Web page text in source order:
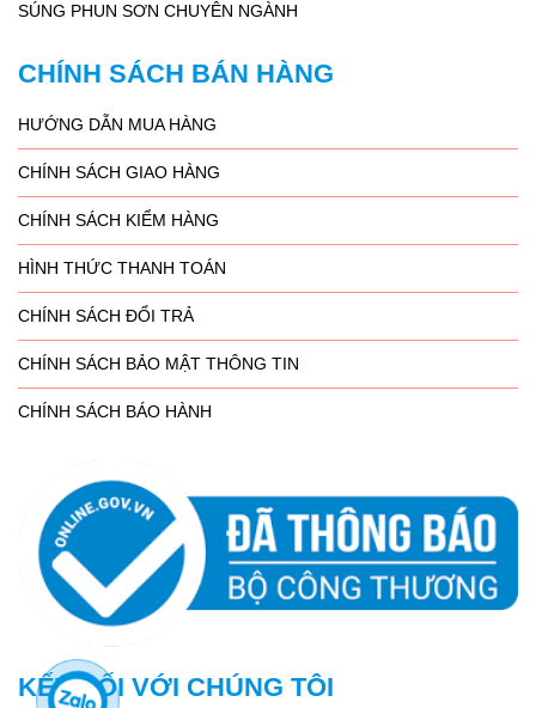
SÚNG PHUN SƠN CHUYÊN NGÀNH
CHÍNH SÁCH BÁN HÀNG
HƯỚNG DẪN MUA HÀNG
CHÍNH SÁCH GIAO HÀNG
CHÍNH SÁCH KIỂM HÀNG
HÌNH THỨC THANH TOÁN
CHÍNH SÁCH ĐỔI TRẢ
CHÍNH SÁCH BẢO MẬT THÔNG TIN
CHÍNH SÁCH BÁO HÀNH
KẾT NỐI VỚI CHÚNG TÔI